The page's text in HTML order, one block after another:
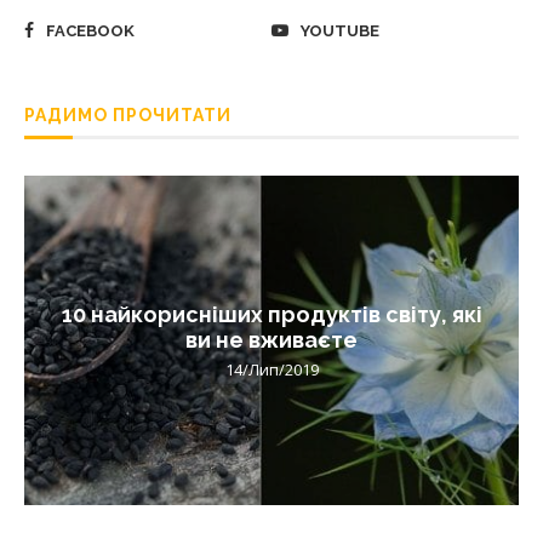
FACEBOOK YOUTUBE
РАДИМО ПРОЧИТАТИ
10 найкорисніших продуктів світу, які
ви не вживаєте
14/Лип/2019